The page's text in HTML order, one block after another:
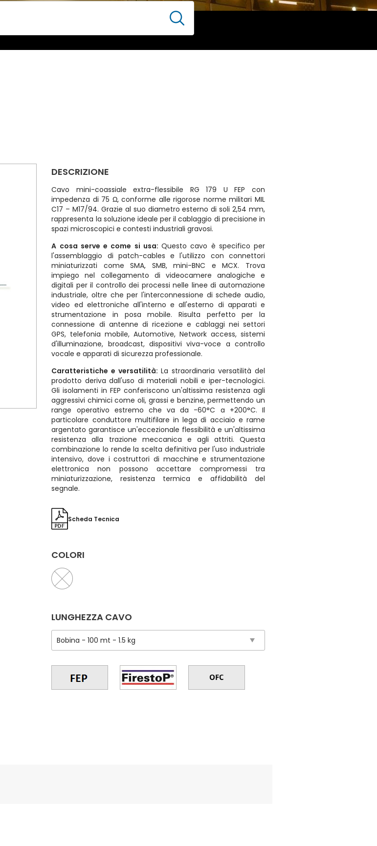
DESCRIZIONE
Cavo mini-coassiale extra-flessibile RG 179 U FEP con
impedenza di 75 Ω, conforme alle rigorose norme militari MIL
C17 – M17/94. Grazie al suo diametro esterno di soli 2,54 mm,
rappresenta la soluzione ideale per il cablaggio di precisione in
spazi microscopici e contesti industriali gravosi.
A cosa serve e come si usa:Questo cavo è specifico per
l'assemblaggio di patch-cables e l'utilizzo con connettori
miniaturizzati come SMA, SMB, mini-BNC e MCX. Trova
impiego nel collegamento di videocamere analogiche e
digitali per il controllo dei processi nelle linee di automazione
industriale, oltre che per l'interconnessione di schede audio,
video ed elettroniche all'interno e all'esterno di apparati e
strumentazione in posa mobile. Risulta perfetto per la
connessione di antenne di ricezione e cablaggi nei settori
GPS, telefonia mobile, Automotive, Network access, sistemi
d'illuminazione, broadcast, dispositivi viva-voce a controllo
vocale e apparati di sicurezza professionale.
Caratteristiche e versatilità:La straordinaria versatilità del
prodotto deriva dall'uso di materiali nobili e iper-tecnologici.
Gli isolamenti in FEP conferiscono un'altissima resistenza agli
aggressivi chimici come oli, grassi e benzine, permettendo un
range operativo estremo che va da -60°C a +200°C. Il
particolare conduttore multifilare in lega di acciaio e rame
argentato garantisce un'eccezionale flessibilità e un'altissima
resistenza alla trazione meccanica e agli attriti. Questa
combinazione lo rende la scelta definitiva per l'uso industriale
intensivo, dove i costruttori di macchine e strumentazione
elettronica non possono accettare compromessi tra
miniaturizzazione, resistenza termica e affidabilità del
segnale.
Scheda Tecnica
COLORI
LUNGHEZZA CAVO